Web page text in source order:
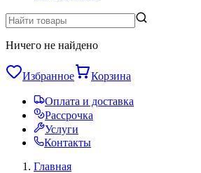
Ничего не найдено
Избранное Корзина
Оплата и доставка
Рассрочка
Услуги
Контакты
Главная